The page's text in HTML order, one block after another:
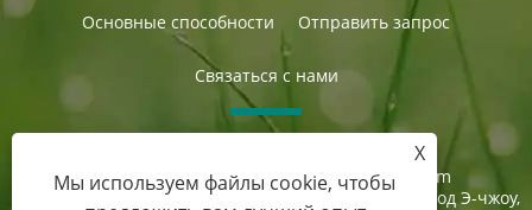
Основные способности Отправить запрос
Связаться с нами
Электронная почта:sales@steroid-chem.com
Адрес:Район экономического развития Гедиан, город Э-чжоу,
X
Мы используем файлы cookie, чтобы